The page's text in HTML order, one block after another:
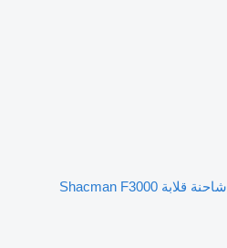
شاحنة قلابة Shacman F3000